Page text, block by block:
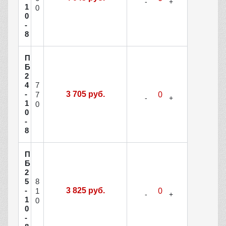
1
0
-
8
0
П
Б
2
4
-
1
0
-
8
7
7
0
3 705 руб.
П
Б
2
5
-
1
0
-
8
1
0
3 825 руб.